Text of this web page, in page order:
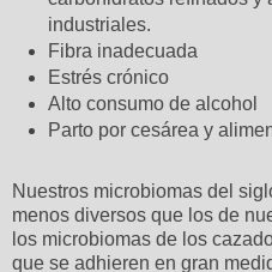
industriales.
Fibra inadecuada
Estrés crónico
Alto consumo de alcohol
Parto por cesárea y
Nuestros microbiomas del
menos diversos que los de
los microbiomas de los
que se adhieren en gran